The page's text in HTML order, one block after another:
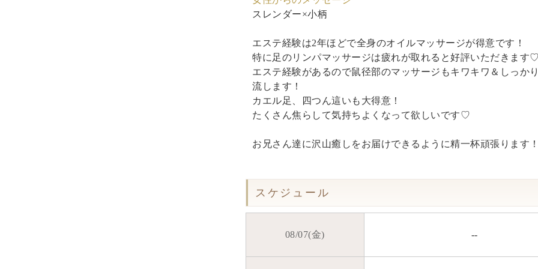
スレンダー×小柄
エステ経験は2年ほどで全身のオイルマッサージが得意です！
特に足のリンパマッサージは疲れが取れると好評いただきます♡
エステ経験があるので鼠径部のマッサージもキワキワ＆しっか
流します！
カエル足、四つん這いも大得意！
たくさん焦らして気持ちよくなって欲しいです♡
お兄さん達に沢山癒しをお届けできるように精一杯頑張ります！
スケジュール
08/07(金) --